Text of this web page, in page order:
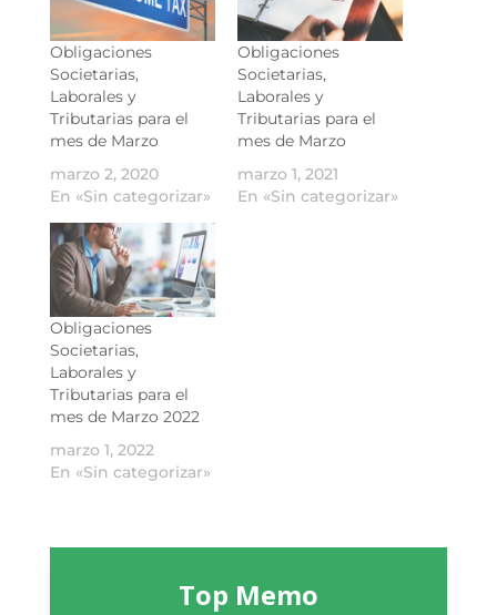
Obligaciones
Societarias,
Laborales y
Tributarias para el
mes de Marzo
marzo 2, 2020
En «Sin categorizar»
Obligaciones
Societarias,
Laborales y
Tributarias para el
mes de Marzo
marzo 1, 2021
En «Sin categorizar»
Obligaciones
Societarias,
Laborales y
Tributarias para el
mes de Marzo 2022
marzo 1, 2022
En «Sin categorizar»
Top Memo